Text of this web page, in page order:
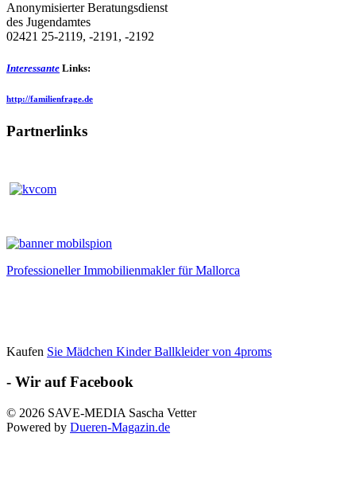
Anonymisierter Beratungsdienst
des Jugendamtes
02421 25-2119, -2191, -2192
Interessante Links:
http://familienfrage.de
Partnerlinks
Professioneller Immobilienmakler für Mallorca
Kaufen Sie Mädchen Kinder Ballkleider von 4proms
- Wir auf Facebook
© 2026 SAVE-MEDIA Sascha Vetter
Powered by Dueren-Magazin.de